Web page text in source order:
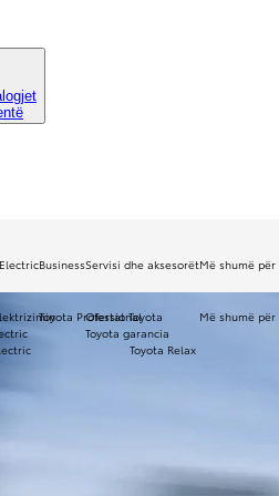
Business
Toyota Professional
Servisi dhe aksesorët
Ofertat Toyota
Toyota garancia
Toyota Relax
Më shumë për
Më shumë për